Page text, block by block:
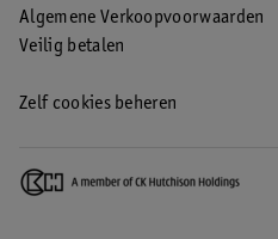
Algemene Verkoopvoorwaarden
Veilig betalen
Zelf cookies beheren